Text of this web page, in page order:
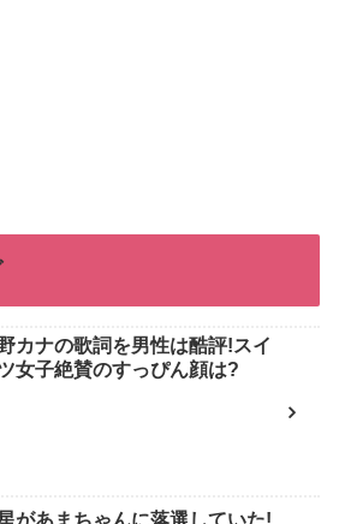
カナの歌詞を男性は酷評!スイ
女子絶賛のすっぴん顔は?